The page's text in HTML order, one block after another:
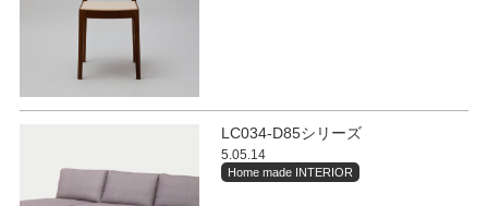
LC034-D85シリーズ
5.05.14
Home made INTERIOR